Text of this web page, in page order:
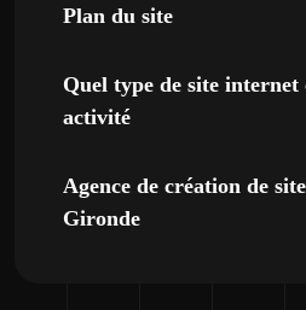
Plan du site
Quel type de site
activité
Agence de création de
Gironde